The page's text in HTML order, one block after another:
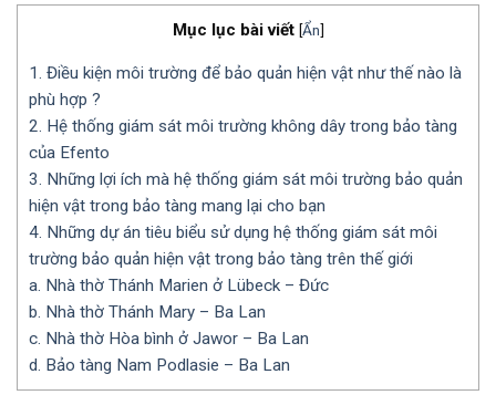
Mục lục bài viết [Ẩn]
1. Điều kiện môi trường để bảo quản hiện vật như thế nào là
phù hợp ?
2. Hệ thống giám sát môi trường không dây trong bảo tàng
của Efento
3. Những lợi ích mà hệ thống giám sát môi trường bảo quản
hiện vật trong bảo tàng mang lại cho bạn
4. Những dự án tiêu biểu sử dụng hệ thống giám sát môi
trường bảo quản hiện vật trong bảo tàng trên thế giới
a. Nhà thờ Thánh Marien ở Lübeck – Đức
b. Nhà thờ Thánh Mary – Ba Lan
c. Nhà thờ Hòa bình ở Jawor – Ba Lan
d. Bảo tàng Nam Podlasie – Ba Lan